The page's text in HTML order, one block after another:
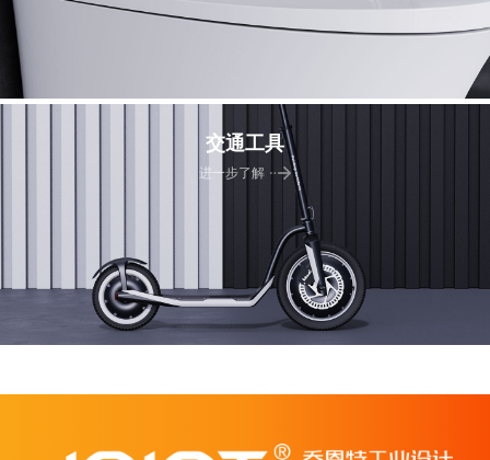
交通工具
进一步了解